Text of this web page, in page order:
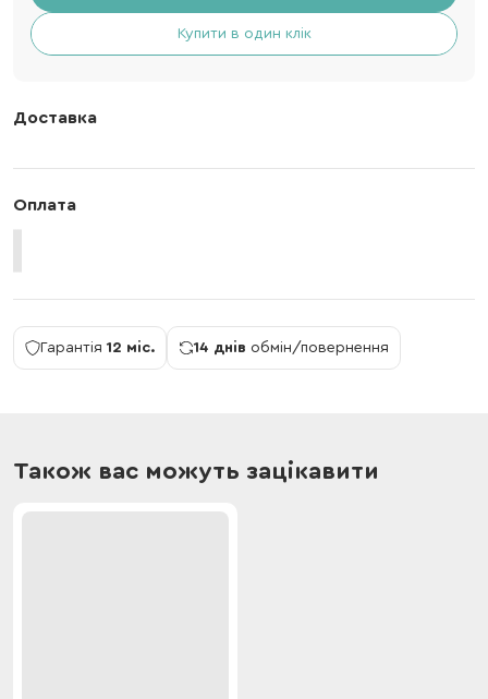
Купити в один клік
Доставка
Оплата
Гарантія 12 міс. 14 днів обмін/повернення
Також вас можуть зацікавити